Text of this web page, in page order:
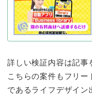
詳しい検証内容は記事
こちらの案件もフリー
であるライフデザイン